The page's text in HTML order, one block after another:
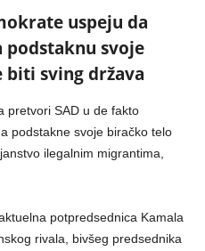
uspeju da
svoje
biti sving država
pretvori SAD u de fakto
podstakne svoje biračko telo
ilegalnim migrantima,
potpredsednica Kamala
rivala, bivšeg predsednika